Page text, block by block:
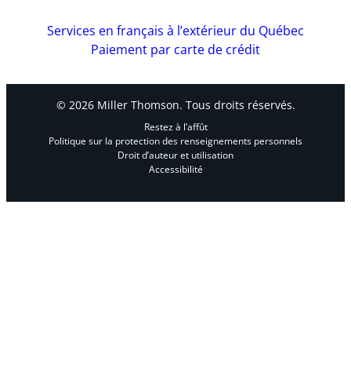
Services en français à l’extérieur du Québec
Paiement par carte de crédit
© 2026 Miller Thomson. Tous droits réservés.
Restez à l’affût
Politique sur la protection des renseignements personnels
Droit d’auteur et utilisation
Accessibilité